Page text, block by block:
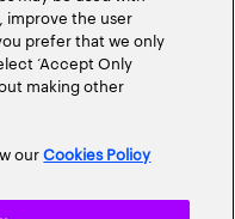
improve the user
prefer that we only
‘Accept Only
making other
ourCookies Policy